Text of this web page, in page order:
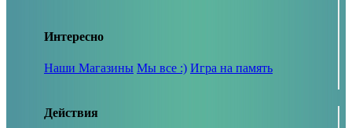
Интересно
Наши Магазины Мы все :) Игра на память
Действия